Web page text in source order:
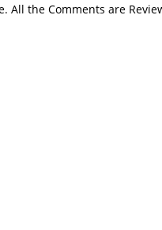
All the Comments are